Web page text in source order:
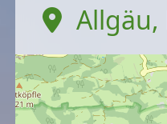
Allgäu,